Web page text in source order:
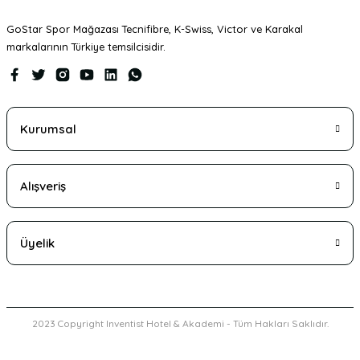
GoStar Spor Mağazası Tecnifibre, K-Swiss, Victor ve Karakal
markalarının Türkiye temsilcisidir.
Kurumsal
Alışveriş
Üyelik
2023 Copyright Inventist Hotel & Akademi - Tüm Hakları Saklıdır.